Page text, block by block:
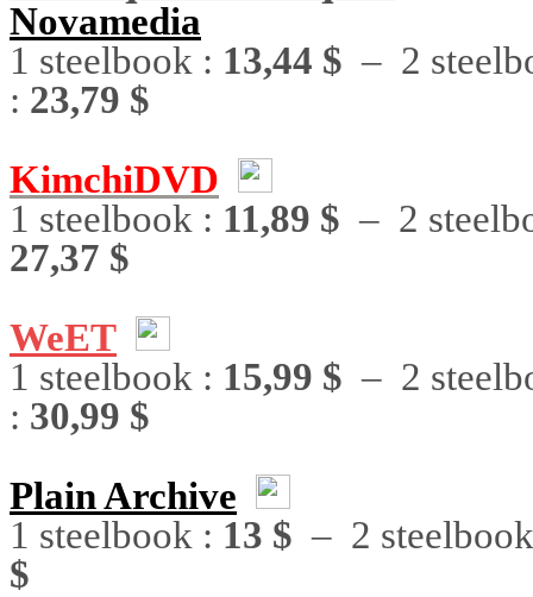
Novamedia
1 steelbook : 13,44 $ – 2
: 23,79 $
KimchiDVD
1 steelbook : 11,89 $ – 2
27,37 $
WeET
1 steelbook : 15,99 $ – 2
: 30,99 $
Plain Archive
1 steelbook : 13 $ – 2
$